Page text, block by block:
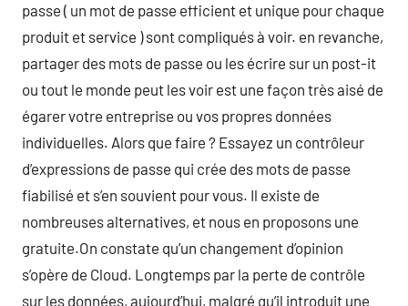
passe ( un mot de passe efficient et unique pour chaque
produit et service ) sont compliqués à voir. en revanche,
partager des mots de passe ou les écrire sur un post-it
ou tout le monde peut les voir est une façon très aisé de
égarer votre entreprise ou vos propres données
individuelles. Alors que faire ? Essayez un contrôleur
d’expressions de passe qui crée des mots de passe
fiabilisé et s’en souvient pour vous. Il existe de
nombreuses alternatives, et nous en proposons une
gratuite.On constate qu’un changement d’opinion
s’opère de Cloud. Longtemps par la perte de contrôle
sur les données, aujourd’hui, malgré qu’il introduit une